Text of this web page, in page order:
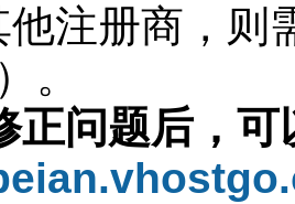
注册商，则
。
正问题后，可